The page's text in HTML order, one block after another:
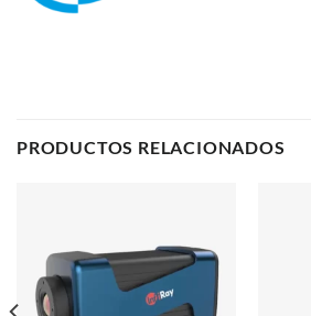
PRODUCTOS RELACIONADOS